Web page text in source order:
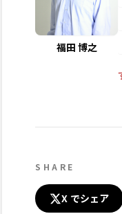
福田 博之
SHARE
X でシェア